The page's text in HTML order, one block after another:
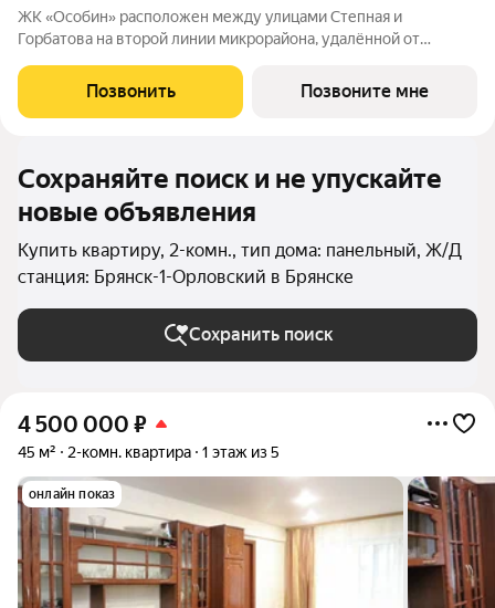
ЖК «Особин» расположен между улицами Степная и
Горбатова на второй линии микрорайона, удалённой от
насыщенность городской инфраструктурой подчеркивают
самодостаточность жилого квартала. ЖК «Особин»
Позвонить Позвоните мне
Сохраняйте поиск и не упускайте
новые объявления
Купить квартиру, 2-комн., тип дома: панельный, Ж/Д
станция: Брянск-1-Орловский в Брянске
Сохранить поиск
4 500 000 ₽
45 м² 2-комн. квартира 1 этаж из 5
онлайн показ